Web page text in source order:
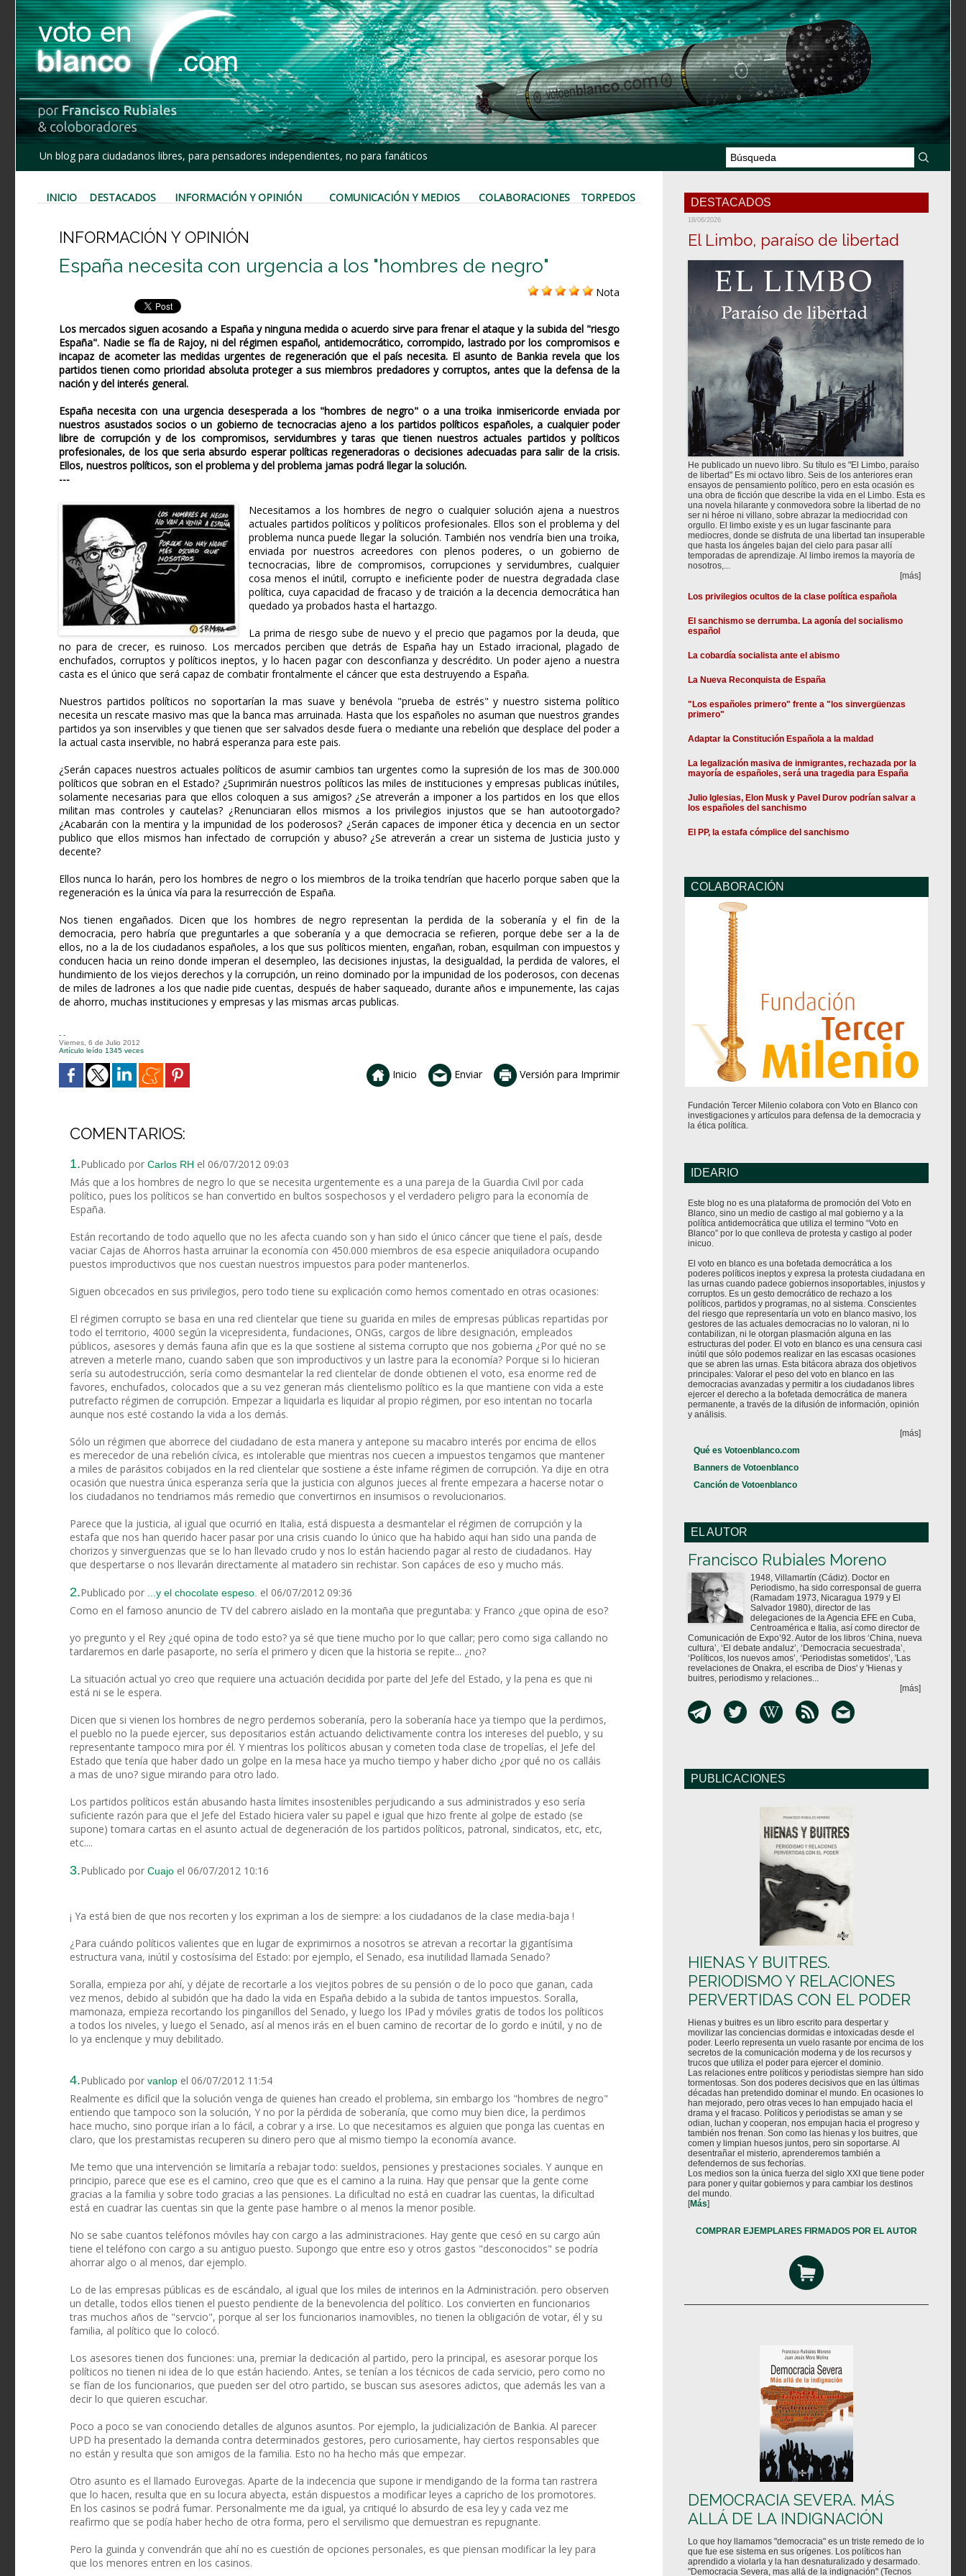
Un blog para ciudadanos libres, para pensadores independientes, no para fanáticos
INICIO DESTACADOS INFORMACIÓN Y OPINIÓN COMUNICACIÓN Y MEDIOS COLABORACIONES TORPEDOS
INFORMACIÓN Y OPINIÓN
España necesita con urgencia a los "hombres de negro"
Nota
Los mercados siguen acosando a España y ninguna medida o acuerdo sirve para frenar el ataque y la subida del "riesgo
España". Nadie se fía de Rajoy, ni del régimen español, antidemocrático, corrompido, lastrado por los compromisos e
incapaz de acometer las medidas urgentes de regeneración que el país necesita. El asunto de Bankia revela que los
partidos tienen como prioridad absoluta proteger a sus miembros predadores y corruptos, antes que la defensa de la
nación y del interés general.
España necesita con una urgencia desesperada a los "hombres de negro" o a una troika inmisericorde enviada por
nuestros asustados socios o un gobierno de tecnocracias ajeno a los partidos políticos españoles, a cualquier poder
libre de corrupción y de los compromisos, servidumbres y taras que tienen nuestros actuales partidos y políticos
profesionales, de los que seria absurdo esperar políticas regeneradoras o decisiones adecuadas para salir de la crisis.
Ellos, nuestros políticos, son el problema y del problema jamas podrá llegar la solución.
---
Necesitamos a los hombres de negro o cualquier solución ajena a nuestros
actuales partidos políticos y políticos profesionales. Ellos son el problema y del
problema nunca puede llegar la solución. También nos vendría bien una troika,
enviada por nuestros acreedores con plenos poderes, o un gobierno de
tecnocracias, libre de compromisos, corrupciones y servidumbres, cualquier
cosa menos el inútil, corrupto e ineficiente poder de nuestra degradada clase
política, cuya capacidad de fracaso y de traición a la decencia democrática han
quedado ya probados hasta el hartazgo.
La prima de riesgo sube de nuevo y el precio que pagamos por la deuda, que
no para de crecer, es ruinoso. Los mercados perciben que detrás de España hay un Estado irracional, plagado de
enchufados, corruptos y políticos ineptos, y lo hacen pagar con desconfianza y descrédito. Un poder ajeno a nuestra
casta es el único que será capaz de combatir frontalmente el cáncer que esta destruyendo a España.
Nuestros partidos políticos no soportarían la mas suave y benévola "prueba de estrés" y nuestro sistema político
necesita un rescate masivo mas que la banca mas arruinada. Hasta que los españoles no asuman que nuestros grandes
partidos ya son inservibles y que tienen que ser salvados desde fuera o mediante una rebelión que desplace del poder a
la actual casta inservible, no habrá esperanza para este pais.
¿Serán capaces nuestros actuales políticos de asumir cambios tan urgentes como la supresión de los mas de 300.000
políticos que sobran en el Estado? ¿Suprimirán nuestros políticos las miles de instituciones y empresas publicas inútiles,
solamente necesarias para que ellos coloquen a sus amigos? ¿Se atreverán a imponer a los partidos en los que ellos
militan mas controles y cautelas? ¿Renunciaran ellos mismos a los privilegios injustos que se han autootorgado?
¿Acabarán con la mentira y la impunidad de los poderosos? ¿Serán capaces de imponer ética y decencia en un sector
publico que ellos mismos han infectado de corrupción y abuso? ¿Se atreverán a crear un sistema de Justicia justo y
decente?
Ellos nunca lo harán, pero los hombres de negro o los miembros de la troika tendrían que hacerlo porque saben que la
regeneración es la única vía para la resurrección de España.
Nos tienen engañados. Dicen que los hombres de negro representan la perdida de la soberanía y el fin de la
democracia, pero habría que preguntarles a que soberanía y a que democracia se refieren, porque debe ser a la de
ellos, no a la de los ciudadanos españoles, a los que sus políticos mienten, engañan, roban, esquilman con impuestos y
conducen hacia un reino donde imperan el desempleo, las decisiones injustas, la desigualdad, la perdida de valores, el
hundimiento de los viejos derechos y la corrupción, un reino dominado por la impunidad de los poderosos, con decenas
de miles de ladrones a los que nadie pide cuentas, después de haber saqueado, durante años e impunemente, las cajas
de ahorro, muchas instituciones y empresas y las mismas arcas publicas.
- -
Viernes, 6 de Julio 2012
Artículo leído 1345 veces
Inicio Enviar Versión para Imprimir
COMENTARIOS:
1.Publicado por Carlos RH el 06/07/2012 09:03
Más que a los hombres de negro lo que se necesita urgentemente es a una pareja de la Guardia Civil por cada
político, pues los políticos se han convertido en bultos sospechosos y el verdadero peligro para la economía de
España.
Están recortando de todo aquello que no les afecta cuando son y han sido el único cáncer que tiene el país, desde
vaciar Cajas de Ahorros hasta arruinar la economía con 450.000 miembros de esa especie aniquiladora ocupando
puestos improductivos que nos cuestan nuestros impuestos para poder mantenerlos.
Siguen obcecados en sus privilegios, pero todo tiene su explicación como hemos comentado en otras ocasiones:
El régimen corrupto se basa en una red clientelar que tiene su guarida en miles de empresas públicas repartidas por
todo el territorio, 4000 según la vicepresidenta, fundaciones, ONGs, cargos de libre designación, empleados
públicos, asesores y demás fauna afin que es la que sostiene al sistema corrupto que nos gobierna ¿Por qué no se
atreven a meterle mano, cuando saben que son improductivos y un lastre para la economía? Porque si lo hicieran
sería su autodestrucción, sería como desmantelar la red clientelar de donde obtienen el voto, esa enorme red de
favores, enchufados, colocados que a su vez generan más clientelismo político es la que mantiene con vida a este
putrefacto régimen de corrupción. Empezar a liquidarla es liquidar al propio régimen, por eso intentan no tocarla
aunque nos esté costando la vida a los demás.
Sólo un régimen que aborrece del ciudadano de esta manera y antepone su macabro interés por encima de ellos
es merecedor de una rebelión cívica, es intolerable que mientras nos cuecen a impuestos tengamos que mantener
a miles de parásitos cobijados en la red clientelar que sostiene a éste infame régimen de corrupción. Ya dije en otra
ocasión que nuestra única esperanza sería que la justicia con algunos jueces al frente empezara a hacerse notar o
los ciudadanos no tendriamos más remedio que convertirnos en insumisos o revolucionarios.
Parece que la justicia, al igual que ocurrió en Italia, está dispuesta a desmantelar el régimen de corrupción y la
estafa que nos han querido hacer pasar por una crisis cuando lo único que ha habido aqui han sido una panda de
chorizos y sinverguenzas que se lo han llevado crudo y nos lo están haciendo pagar al resto de ciudadanos. Hay
que despertarse o nos llevarán directamente al matadero sin rechistar. Son capáces de eso y mucho más.
2.Publicado por ...y el chocolate espeso. el 06/07/2012 09:36
Como en el famoso anuncio de TV del cabrero aislado en la montaña que preguntaba: y Franco ¿que opina de eso?
yo pregunto y el Rey ¿qué opina de todo esto? ya sé que tiene mucho por lo que callar; pero como siga callando no
tardaremos en darle pasaporte, no sería el primero y dicen que la historia se repite... ¿no?
La situación actual yo creo que requiere una actuación decidida por parte del Jefe del Estado, y la pena es que ni
está ni se le espera.
Dicen que si vienen los hombres de negro perdemos soberanía, pero la soberanía hace ya tiempo que la perdimos,
el pueblo no la puede ejercer, sus depositarios están actuando delictivamente contra los intereses del pueblo, y su
representante tampoco mira por él. Y mientras los políticos abusan y cometen toda clase de tropelías, el Jefe del
Estado que tenía que haber dado un golpe en la mesa hace ya mucho tiempo y haber dicho ¿por qué no os calláis
a mas de uno? sigue mirando para otro lado.
Los partidos políticos están abusando hasta límites insostenibles perjudicando a sus administrados y eso sería
suficiente razón para que el Jefe del Estado hiciera valer su papel e igual que hizo frente al golpe de estado (se
supone) tomara cartas en el asunto actual de degeneración de los partidos políticos, patronal, sindicatos, etc, etc,
etc....
3.Publicado por Cuajo el 06/07/2012 10:16
¡ Ya está bien de que nos recorten y los expriman a los de siempre: a los ciudadanos de la clase media-baja !
¿Para cuándo políticos valientes que en lugar de exprimirnos a nosotros se atrevan a recortar la gigantísima
estructura vana, inútil y costosísima del Estado: por ejemplo, el Senado, esa inutilidad llamada Senado?
Soralla, empieza por ahí, y déjate de recortarle a los viejitos pobres de su pensión o de lo poco que ganan, cada
vez menos, debido al subidón que ha dado la vida en España debido a la subida de tantos impuestos. Soralla,
mamonaza, empieza recortando los pinganillos del Senado, y luego los IPad y móviles gratis de todos los políticos
a todos los niveles, y luego el Senado, así al menos irás en el buen camino de recortar de lo gordo e inútil, y no de
lo ya enclenque y muy debilitado.
4.Publicado por vanlop el 06/07/2012 11:54
Realmente es difícil que la solución venga de quienes han creado el problema, sin embargo los "hombres de negro"
entiendo que tampoco son la solución, Y no por la pérdida de soberanía, que como muy bien dice, la perdimos
hace mucho, sino porque irían a lo fácil, a cobrar y a irse. Lo que necesitamos es alguien que ponga las cuentas en
claro, que los prestamistas recuperen su dinero pero que al mismo tiempo la economía avance.
Me temo que una intervención se limitaría a rebajar todo: sueldos, pensiones y prestaciones sociales. Y aunque en
principio, parece que ese es el camino, creo que que es el camino a la ruina. Hay que pensar que la gente come
gracias a la familia y sobre todo gracias a las pensiones. La dificultad no está en cuadrar las cuentas, la dificultad
está en cuadrar las cuentas sin que la gente pase hambre o al menos la menor posible.
No se sabe cuantos teléfonos móviles hay con cargo a las administraciones. Hay gente que cesó en su cargo aún
tiene el teléfono con cargo a su antiguo puesto. Supongo que entre eso y otros gastos "desconocidos" se podría
ahorrar algo o al menos, dar ejemplo.
Lo de las empresas públicas es de escándalo, al igual que los miles de interinos en la Administración. pero observen
un detalle, todos ellos tienen el puesto pendiente de la benevolencia del político. Los convierten en funcionarios
tras muchos años de "servcio", porque al ser los funcionarios inamovibles, no tienen la obligación de votar, él y su
familia, al político que lo colocó.
Los asesores tienen dos funciones: una, premiar la dedicación al partido, pero la principal, es asesorar porque los
políticos no tienen ni idea de lo que están haciendo. Antes, se tenían a los técnicos de cada servicio, pero como no
se fían de los funcionarios, que pueden ser del otro partido, se buscan sus asesores adictos, que además les van a
decir lo que quieren escuchar.
Poco a poco se van conociendo detalles de algunos asuntos. Por ejemplo, la judicialización de Bankia. Al parecer
UPD ha presentado la demanda contra determinados gestores, pero curiosamente, hay ciertos responsables que
no están y resulta que son amigos de la familia. Esto no ha hecho más que empezar.
Otro asunto es el llamado Eurovegas. Aparte de la indecencia que supone ir mendigando de la forma tan rastrera
que lo hacen, resulta que en su locura abyecta, están dispuestos a modificar leyes a capricho de los promotores.
En los casinos se podrá fumar. Personalmente me da igual, ya critiqué lo absurdo de esa ley y cada vez me
reafirmo que se podía haber hecho de otra forma, pero el servilismo que demuestran es repugnante.
Pero la guinda y convendrán que ahí no es cuestión de opciones personales, es que piensan modificar la ley para
que los menores entren en los casinos.
DESTACADOS
18/06/2026
El Limbo, paraíso de libertad
He publicado un nuevo libro. Su título es "El Limbo, paraíso
de libertad" Es mi octavo libro. Seis de los anteriores eran
ensayos de pensamiento político, pero en esta ocasión es
una obra de ficción que describe la vida en el Limbo. Esta es
una novela hilarante y conmovedora sobre la libertad de no
ser ni héroe ni villano, sobre abrazar la mediocridad con
orgullo. El limbo existe y es un lugar fascinante para
mediocres, donde se disfruta de una libertad tan insuperable
que hasta los ángeles bajan del cielo para pasar allí
temporadas de aprendizaje. Al limbo iremos la mayoría de
nosotros,...
[más]
Los privilegios ocultos de la clase política española
El sanchismo se derrumba. La agonía del socialismo
español
La cobardía socialista ante el abismo
La Nueva Reconquista de España
"Los españoles primero" frente a "los sinvergüenzas
primero"
Adaptar la Constitución Española a la maldad
La legalización masiva de inmigrantes, rechazada por la
mayoría de españoles, será una tragedia para España
Julio Iglesias, Elon Musk y Pavel Durov podrían salvar a
los españoles del sanchismo
El PP, la estafa cómplice del sanchismo
COLABORACIÓN
Fundación Tercer Milenio colabora con Voto en Blanco con
investigaciones y artículos para defensa de la democracia y
la ética política.
IDEARIO
Este blog no es una plataforma de promoción del Voto en
Blanco, sino un medio de castigo al mal gobierno y a la
política antidemocrática que utiliza el termino “Voto en
Blanco” por lo que conlleva de protesta y castigo al poder
inicuo.
El voto en blanco es una bofetada democrática a los
poderes políticos ineptos y expresa la protesta ciudadana en
las urnas cuando padece gobiernos insoportables, injustos y
corruptos. Es un gesto democrático de rechazo a los
políticos, partidos y programas, no al sistema. Conscientes
del riesgo que representaría un voto en blanco masivo, los
gestores de las actuales democracias no lo valoran, ni lo
contabilizan, ni le otorgan plasmación alguna en las
estructuras del poder. El voto en blanco es una censura casi
inútil que sólo podemos realizar en las escasas ocasiones
que se abren las urnas. Esta bitácora abraza dos objetivos
principales: Valorar el peso del voto en blanco en las
democracias avanzadas y permitir a los ciudadanos libres
ejercer el derecho a la bofetada democrática de manera
permanente, a través de la difusión de información, opinión
y análisis.
[más]
Qué es Votoenblanco.com
Banners de Votoenblanco
Canción de Votoenblanco
EL AUTOR
Francisco Rubiales Moreno
1948, Villamartín (Cádiz). Doctor en
Periodismo, ha sido corresponsal de guerra
(Ramadam 1973, Nicaragua 1979 y El
Salvador 1980), director de las
delegaciones de la Agencia EFE en Cuba,
Centroamérica e Italia, así como director de
Comunicación de Expo’92. Autor de los libros ‘China, nueva
cultura’, ‘El debate andaluz’, ‘Democracia secuestrada’,
‘Políticos, los nuevos amos’, ‘Periodistas sometidos’, 'Las
revelaciones de Onakra, el escriba de Dios' y 'Hienas y
buitres, periodismo y relaciones...
[más]
PUBLICACIONES
HIENAS Y BUITRES.
PERIODISMO Y RELACIONES
PERVERTIDAS CON EL PODER
Hienas y buitres es un libro escrito para despertar y
movilizar las conciencias dormidas e intoxicadas desde el
poder. Leerlo representa un vuelo rasante por encima de los
secretos de la comunicación moderna y de los recursos y
trucos que utiliza el poder para ejercer el dominio.
Las relaciones entre políticos y periodistas siempre han sido
tormentosas. Son dos poderes decisivos que en las últimas
décadas han pretendido dominar el mundo. En ocasiones lo
han mejorado, pero otras veces lo han empujado hacia el
drama y el fracaso. Políticos y periodistas se aman y se
odian, luchan y cooperan, nos empujan hacia el progreso y
también nos frenan. Son como las hienas y los buitres, que
comen y limpian huesos juntos, pero sin soportarse. Al
desentrañar el misterio, aprenderemos también a
defendernos de sus fechorías.
Los medios son la única fuerza del siglo XXI que tiene poder
para poner y quitar gobiernos y para cambiar los destinos
del mundo.
[Más]
COMPRAR EJEMPLARES FIRMADOS POR EL AUTOR
DEMOCRACIA SEVERA. MÁS
ALLÁ DE LA INDIGNACIÓN
Lo que hoy llamamos "democracia" es un triste remedo de lo
que fue ese sistema en sus orígenes. Los políticos han
aprendido a violarla y la han desnaturalizado y desarmado.
"Democracia Severa, mas allá de la indignación" (Tecnos